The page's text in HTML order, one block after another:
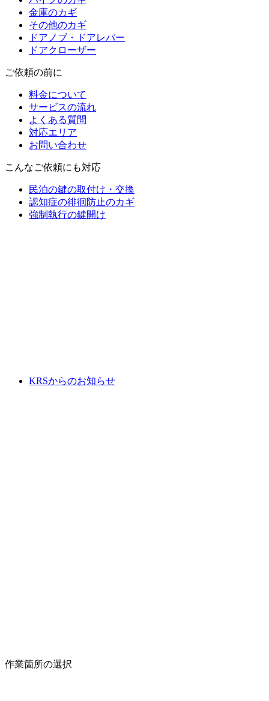
金庫のカギ
その他のカギ
ドアノブ・ドアレバー
ドアクローザー
ご依頼の前に
料金について
サービスの流れ
よくある質問
対応エリア
お問い合わせ
こんなご依頼にも対応
民泊の鍵の取付け・交換
認知症の徘徊防止のカギ
強制執行の鍵開け
KRSからのお知らせ
作業箇所の選択